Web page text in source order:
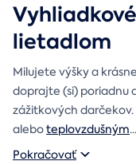
lietadlom
Milujete výšky a
doprajte (si) poriadnu
zážitkových
aleboteplovzdušným...
Pokračovať